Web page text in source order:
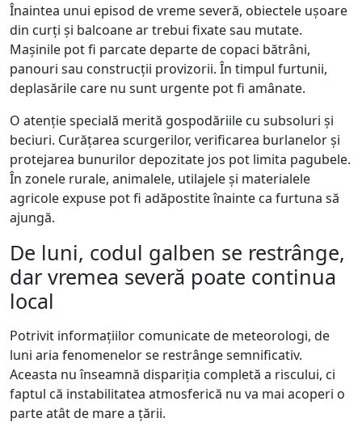
Înaintea unui episod de vreme severă, obiectele ușoare
din curți și balcoane ar trebui fixate sau mutate.
Mașinile pot fi parcate departe de copaci bătrâni,
panouri sau construcții provizorii. În timpul furtunii,
deplasările care nu sunt urgente pot fi amânate.
O atenție specială merită gospodăriile cu subsoluri și
beciuri. Curățarea scurgerilor, verificarea burlanelor și
protejarea bunurilor depozitate jos pot limita pagubele.
În zonele rurale, animalele, utilajele și materialele
agricole expuse pot fi adăpostite înainte ca furtuna să
ajungă.
De luni, codul galben se restrânge,
dar vremea severă poate continua
local
Potrivit informațiilor comunicate de meteorologi, de
luni aria fenomenelor se restrânge semnificativ.
Aceasta nu înseamnă dispariția completă a riscului, ci
faptul că instabilitatea atmosferică nu va mai acoperi o
parte atât de mare a țării.